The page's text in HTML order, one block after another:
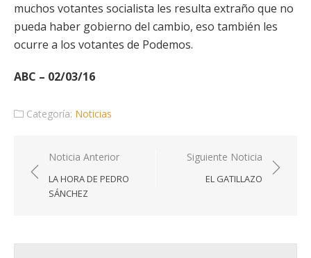
muchos votantes socialista les resulta extraño que no
pueda haber gobierno del cambio, eso también les
ocurre a los votantes de Podemos.
ABC – 02/03/16
Categoría: Noticias
Navegación
de
entradas
Noticia Anterior
LA HORA DE PEDRO
SÁNCHEZ
Siguiente Noticia
EL GATILLAZO